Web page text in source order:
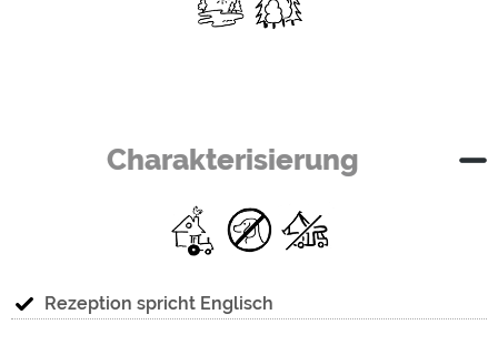
Wald/Wiesen
Unser Urlaubshof befindet sich im schönen
Ausgangspunkt in eine der schönsten Urlaubsregionen
Charakterisierung
Rezeption spricht Englisch